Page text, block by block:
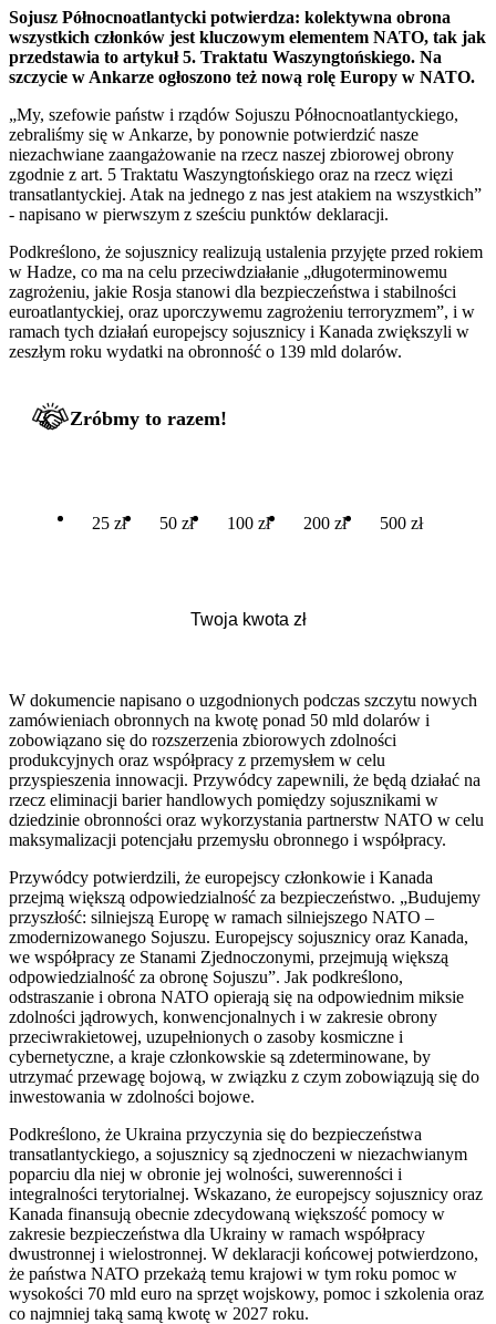
Sojusz Północnoatlantycki potwierdza: kolektywna obrona
wszystkich członków jest kluczowym elementem NATO, tak jak
przedstawia to artykuł 5. Traktatu Waszyngtońskiego. Na
szczycie w Ankarze ogłoszono też nową rolę Europy w NATO.
„My, szefowie państw i rządów Sojuszu Północnoatlantyckiego,
zebraliśmy się w Ankarze, by ponownie potwierdzić nasze
niezachwiane zaangażowanie na rzecz naszej zbiorowej obrony
zgodnie z art. 5 Traktatu Waszyngtońskiego oraz na rzecz więzi
transatlantyckiej. Atak na jednego z nas jest atakiem na wszystkich”
- napisano w pierwszym z sześciu punktów deklaracji.
Podkreślono, że sojusznicy realizują ustalenia przyjęte przed rokiem
w Hadze, co ma na celu przeciwdziałanie „długoterminowemu
zagrożeniu, jakie Rosja stanowi dla bezpieczeństwa i stabilności
euroatlantyckiej, oraz uporczywemu zagrożeniu terroryzmem”, i w
ramach tych działań europejscy sojusznicy i Kanada zwiększyli w
zeszłym roku wydatki na obronność o 139 mld dolarów.
Zróbmy to razem!
25 zł 50 zł 100 zł 200 zł 500 zł
W dokumencie napisano o uzgodnionych podczas szczytu nowych
zamówieniach obronnych na kwotę ponad 50 mld dolarów i
zobowiązano się do rozszerzenia zbiorowych zdolności
produkcyjnych oraz współpracy z przemysłem w celu
przyspieszenia innowacji. Przywódcy zapewnili, że będą działać na
rzecz eliminacji barier handlowych pomiędzy sojusznikami w
dziedzinie obronności oraz wykorzystania partnerstw NATO w celu
maksymalizacji potencjału przemysłu obronnego i współpracy.
Przywódcy potwierdzili, że europejscy członkowie i Kanada
przejmą większą odpowiedzialność za bezpieczeństwo. „Budujemy
przyszłość: silniejszą Europę w ramach silniejszego NATO –
zmodernizowanego Sojuszu. Europejscy sojusznicy oraz Kanada,
we współpracy ze Stanami Zjednoczonymi, przejmują większą
odpowiedzialność za obronę Sojuszu”. Jak podkreślono,
odstraszanie i obrona NATO opierają się na odpowiednim miksie
zdolności jądrowych, konwencjonalnych i w zakresie obrony
przeciwrakietowej, uzupełnionych o zasoby kosmiczne i
cybernetyczne, a kraje członkowskie są zdeterminowane, by
utrzymać przewagę bojową, w związku z czym zobowiązują się do
inwestowania w zdolności bojowe.
Podkreślono, że Ukraina przyczynia się do bezpieczeństwa
transatlantyckiego, a sojusznicy są zjednoczeni w niezachwianym
poparciu dla niej w obronie jej wolności, suwerenności i
integralności terytorialnej. Wskazano, że europejscy sojusznicy oraz
Kanada finansują obecnie zdecydowaną większość pomocy w
zakresie bezpieczeństwa dla Ukrainy w ramach współpracy
dwustronnej i wielostronnej. W deklaracji końcowej potwierdzono,
że państwa NATO przekażą temu krajowi w tym roku pomoc w
wysokości 70 mld euro na sprzęt wojskowy, pomoc i szkolenia oraz
co najmniej taką samą kwotę w 2027 roku.